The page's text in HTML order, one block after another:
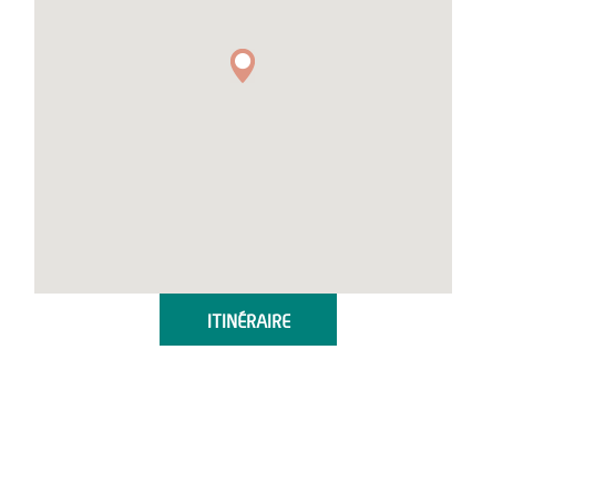
ITINÉRAIRE